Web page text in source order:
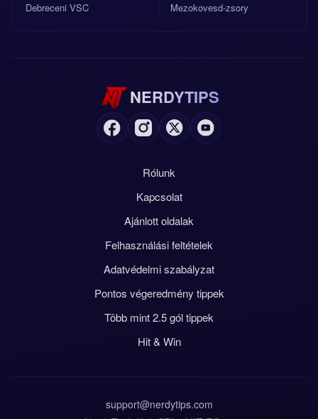
Debreceni VSC
Mezokovesd-zsory
NERDYTIPS
Rólunk
Kapcsolat
Ajánlott oldalak
Felhasználási feltételek
Adatvédelmi szabályzat
Pontos végeredmény tippek
Több mint 2.5 gól tippek
Hit & Win
support@nerdytips.com